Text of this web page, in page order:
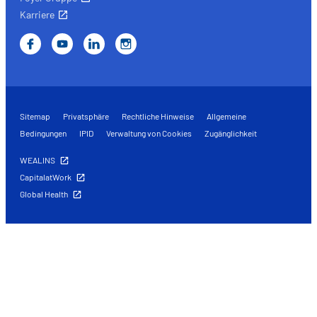
Karriere
Sitemap Privatsphäre Rechtliche Hinweise
Allgemeine
Bedingungen
IPID Verwaltung von Cookies Zugänglichkeit
WEALINS
CapitalatWork
Global Health